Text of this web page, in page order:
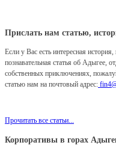
Прислать нам статью,
Если у Вас есть интересная история,
познавательная статья об Адыгее,
собственных приключениях,
статью нам на почтовый адрес:
Прочитать все статьи...
Корпоративы в горах